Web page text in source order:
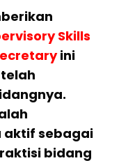
Skills
ini
aktif sebagai
bidang